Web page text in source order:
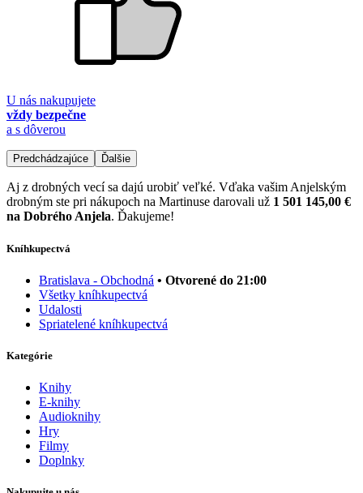
U nás nakupujete
vždy bezpečne
a s dôverou
Predchádzajúce Ďalšie
Aj z drobných vecí sa dajú urobiť veľké. Vďaka vašim Anjelským
drobným ste pri nákupoch na Martinuse darovali už 1 501 145,00 €
na Dobrého Anjela. Ďakujeme!
Kníhkupectvá
Bratislava - Obchodná • Otvorené do 21:00
Všetky kníhkupectvá
Udalosti
Spriatelené kníhkupectvá
Kategórie
Knihy
E-knihy
Audioknihy
Hry
Filmy
Doplnky